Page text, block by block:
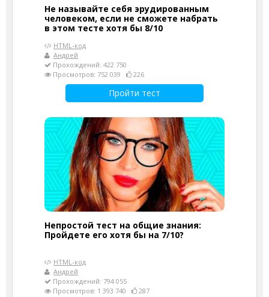
Не называйте себя эрудированным
человеком, если не сможете набрать
в этом тесте хотя бы 8/10
HTML-код
Андрей
Прохождений: 422 750
Просмотров: 752 039
226
Пройти тест
Непростой тест на общие знания:
Пройдете его хотя бы на 7/10?
HTML-код
Андрей
Прохождений: 794 055
Просмотров: 1 393 740
287